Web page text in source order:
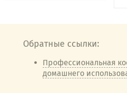
Обратные ссылки:
Профессиональная
домашнего